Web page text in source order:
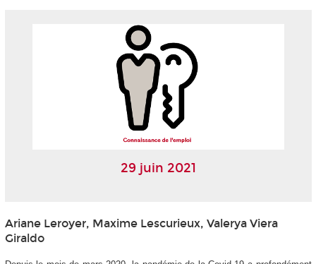
29 juin 2021
Ariane Leroyer, Maxime Lescurieux, Valerya Viera
Giraldo